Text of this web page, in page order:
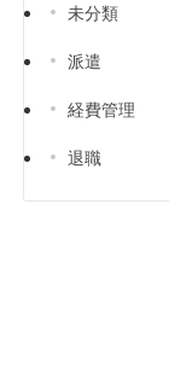
未分類
派遣
経費管理
退職